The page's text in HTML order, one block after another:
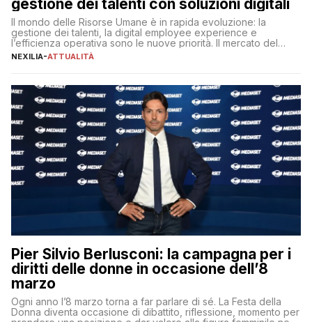
gestione dei talenti con soluzioni digitali
Il mondo delle Risorse Umane è in rapida evoluzione: la
gestione dei talenti, la digital employee experience e
l’efficienza operativa sono le nuove priorità. Il mercato del
lavoro, d’altra parte, è sempre più competitivo con una lotta
NEXILIA-ATTUALITÀ
Pier Silvio Berlusconi: la campagna per i
diritti delle donne in occasione dell’8
marzo
Ogni anno l’8 marzo torna a far parlare di sé. La Festa della
Donna diventa occasione di dibattito, riflessione, momento per